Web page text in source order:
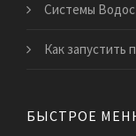
Системы
Как запустить
БЫСТРОЕ